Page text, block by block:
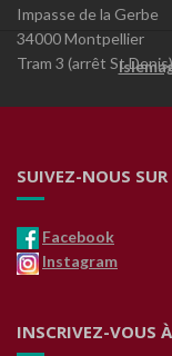
Impasse de la Gerbe
34000 Montpellier
Tram 3 (arrêt St Denis)
SUIVEZ-NOUS SUR
Facebook
Instagram
INSCRIVEZ-VOUS